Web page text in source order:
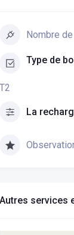
Nombre
Type de
T2
La
Autres services